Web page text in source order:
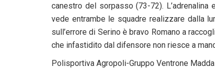
canestro del sorpasso (73-72).
vede entrambe le squadre realizzare dalla
sull’errore di Serino è bravo Romano a
che infastidito dal difensore non riesce a
Polisportiva Agropoli-Gruppo Ventrone